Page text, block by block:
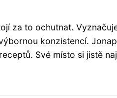
za to ochutnat.
konzistencí.
Své místo si jistě